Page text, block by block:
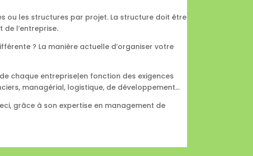
ou les structures par projet. La structure doit être
de l’entreprise.
? La manière actuelle d’organiser votre
chaque entreprise|en fonction des exigences
managérial, logistique, de développement…
grâce à son expertise en management de